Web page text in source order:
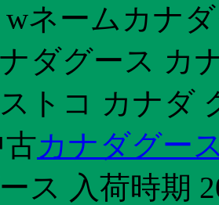
ネームカナ
ダグース カ
トコ カナダ
カナダグー
ス 入荷時期